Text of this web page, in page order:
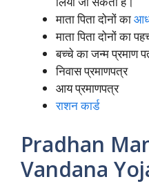
माता पिता दोनों का
माता पिता दोनों का
बच्चे का जन्म प्रमाण
निवास प्रमाणपत्र
आय प्रमाणपत्र
राशन कार्ड
Pradhan
Vandana